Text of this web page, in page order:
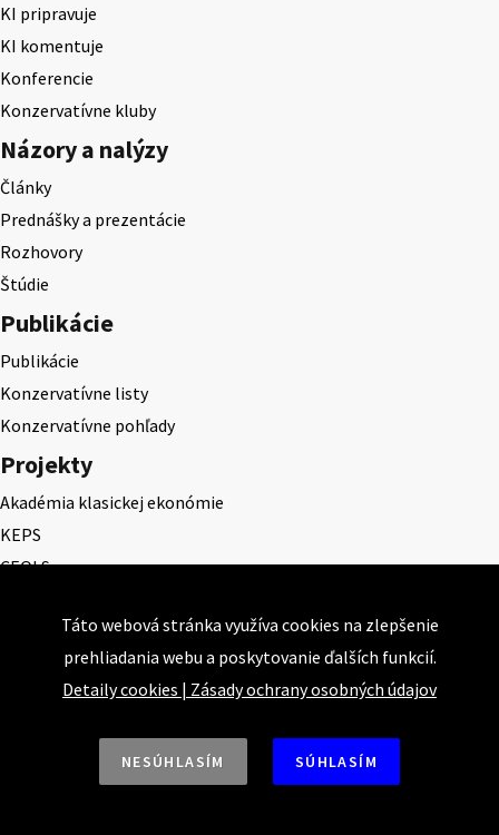
KI pripravuje
KI komentuje
Konferencie
Konzervatívne kluby
Názory a nalýzy
Články
Prednášky a prezentácie
Rozhovory
Štúdie
Publikácie
Publikácie
Konzervatívne listy
Konzervatívne pohľady
Projekty
Akadémia klasickej ekonómie
KEPS
CEQLS
Cena Ernesta Valka
Študentská esej
Deň daňového odbremenenia
Táto webová stránka využíva cookies na zlepšenie
prehliadania webu a poskytovanie ďalších funkcií.
Detaily cookies | Zásady ochrany osobných údajov
NESÚHLASÍM SÚHLASÍM